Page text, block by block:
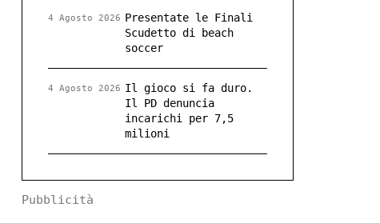
Presentate le Finali
Scudetto di beach
soccer
4 Agosto 2026
Il gioco si fa duro.
Il PD denuncia
incarichi per 7,5
milioni
4 Agosto 2026
Pubblicità